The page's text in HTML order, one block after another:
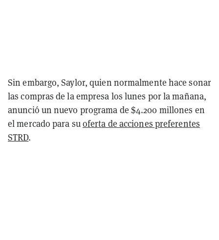
Sin embargo, Saylor, quien normalmente hace sonar
las compras de la empresa los lunes por la mañana,
anunció un nuevo programa de $4.200 millones en
el mercado para suoferta de acciones preferentes
STRD.